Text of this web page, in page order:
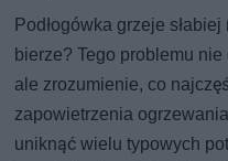
Podłogówka grzeje
bierze? Tego problemu
ale zrozumienie, co
zapowietrzenia
uniknąć wielu typowych